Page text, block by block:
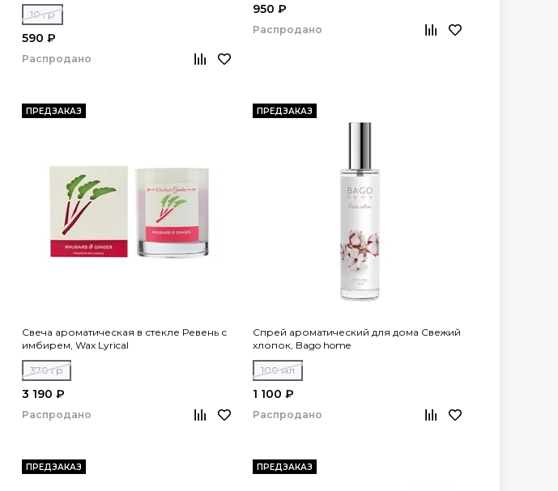
10 гр
590 ₽
Распродано
950 ₽
Распродано
ПРЕДЗАКАЗ
Свеча ароматическая в стекле Ревень с
имбирем, Wax Lyrical
370 гр
3 190 ₽
Распродано
ПРЕДЗАКАЗ
Спрей ароматический для дома Свежий
хлопок, Bago home
100 мл
1 100 ₽
Распродано
ПРЕДЗАКАЗ ПРЕДЗАКАЗ